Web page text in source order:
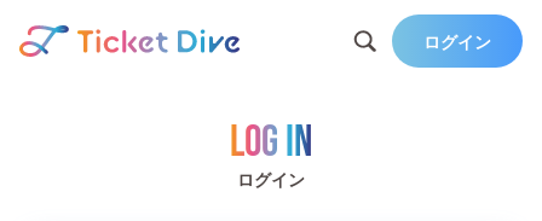
ログイン
Log in
ログイン